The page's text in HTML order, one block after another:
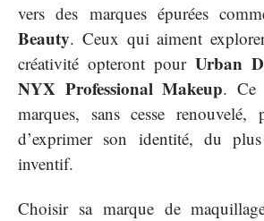
vers des marques épurées
Beauty. Ceux qui aiment
créativité opteront pour Urban
NYX Professional Makeup. Ce
marques, sans cesse renouvelé,
d’exprimer son identité, du
inventif.
Choisir sa marque de